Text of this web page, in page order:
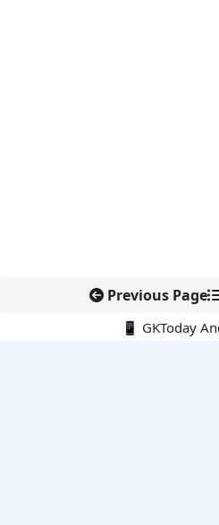
Previous Page
📱 GKToday